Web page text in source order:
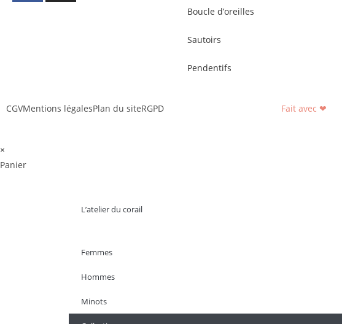
Boucle d’oreilles
Sautoirs
Pendentifs
CGVMentions légalesPlan du siteRGPD Fait avec ❤
×
Panier
L’atelier du corail
Femmes
Hommes
Minots